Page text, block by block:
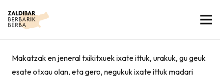
Makatzak en jeneral txikitxuek ixate ittuk, urakuk, gu geuk
esate otxau olan, eta gero, negukuk ixate ittuk madari